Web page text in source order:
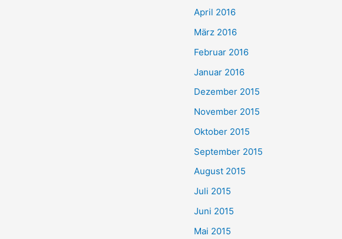
April 2016
März 2016
Februar 2016
Januar 2016
Dezember 2015
November 2015
Oktober 2015
September 2015
August 2015
Juli 2015
Juni 2015
Mai 2015